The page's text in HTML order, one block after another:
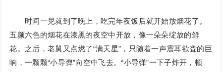
时间一晃就到了晚上，吃完年夜饭后就开始放烟花了。
五颜六色的烟花在漆黑的夜空中开放，像一朵朵绽放的鲜
花。之后，老舅又点燃了“满天星”，只随着一声震耳欲聋的巨
响，一颗颗“小导弹”向空中飞去。“小导弹”一下子炸开，顿